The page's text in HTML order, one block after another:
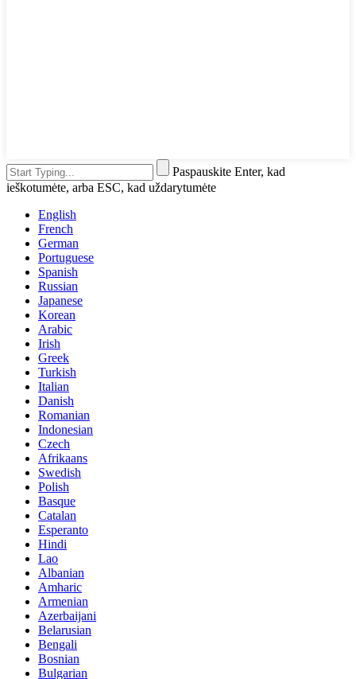
Paspauskite Enter, kad
ieškotumėte, arba ESC, kad uždarytumėte
English
French
German
Portuguese
Spanish
Russian
Japanese
Korean
Arabic
Irish
Greek
Turkish
Italian
Danish
Romanian
Indonesian
Czech
Afrikaans
Swedish
Polish
Basque
Catalan
Esperanto
Hindi
Lao
Albanian
Amharic
Armenian
Azerbaijani
Belarusian
Bengali
Bosnian
Bulgarian